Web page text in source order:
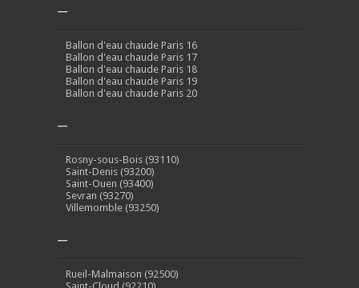
–
Ballon d'eau chaude Paris 16
Ballon d'eau chaude Paris 17
Ballon d'eau chaude Paris 18
Ballon d'eau chaude Paris 19
Ballon d'eau chaude Paris 20
–
Rosny-sous-Bois (93110)
Saint-Denis (93200)
Saint-Ouen (93400)
Sevran (93270)
Villemomble (93250)
–
Rueil-Malmaison (92500)